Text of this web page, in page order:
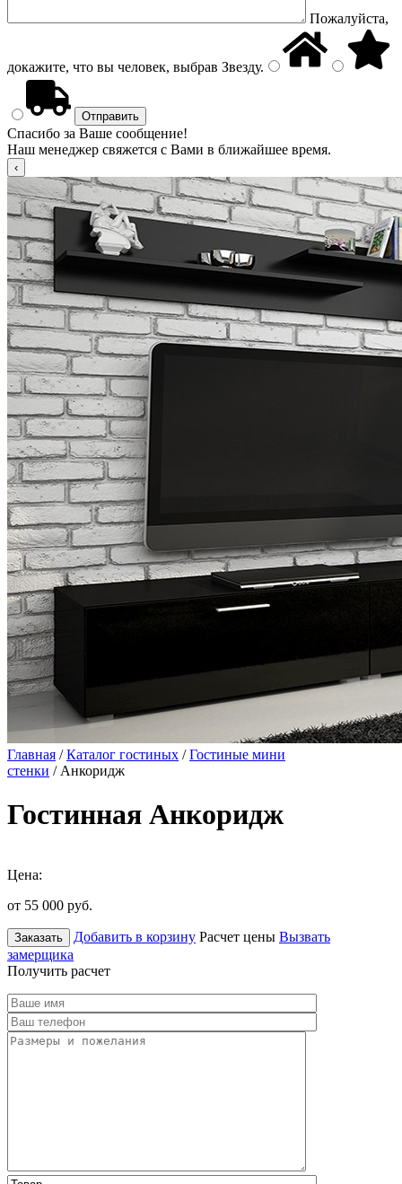
Пожалуйста,
докажите, что вы человек, выбрав Звезду.
Спасибо за Ваше сообщение!
Наш менеджер свяжется с Вами в ближайшее время.
Главная /Каталог гостиных /Гостиные мини
стенки / Анкоридж
Гостинная Анкоридж
Цена:
от 55 000 руб.
Заказать Добавить в корзину Расчет цены Вызвать
замерщика
Получить расчет